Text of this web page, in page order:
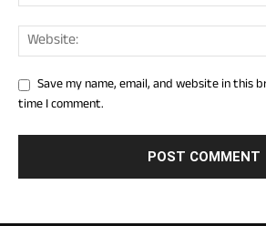
Save my name, email, and website in this
time I comment.